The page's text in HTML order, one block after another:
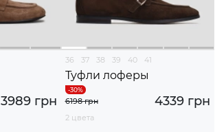
3989 грн
36 37 38 39 40 41
Туфли лоферы
4339 грн
6198 грн
2 цвета